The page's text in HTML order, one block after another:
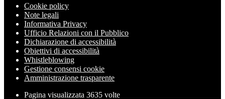
Cookie policy
Note legali
Informativa Privacy
Ufficio Relazioni con il Pubblico
Dichiarazione di accessibilità
Obiettivi di accessibilità
Whistleblowing
Gestione consensi cookie
Amministrazione trasparente
Pagina visualizzata 3635 volte